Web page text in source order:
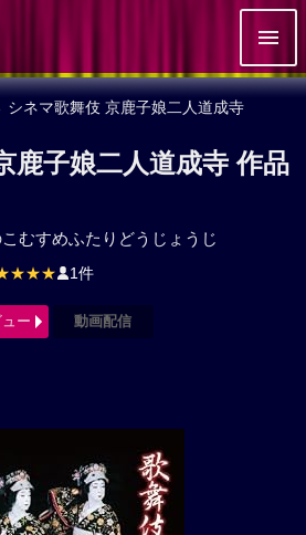
シネマ歌舞伎 京鹿子娘二人道成寺
鹿子娘二人道成寺 作品
むすめふたりどうじょうじ
1件
ー 動画配信